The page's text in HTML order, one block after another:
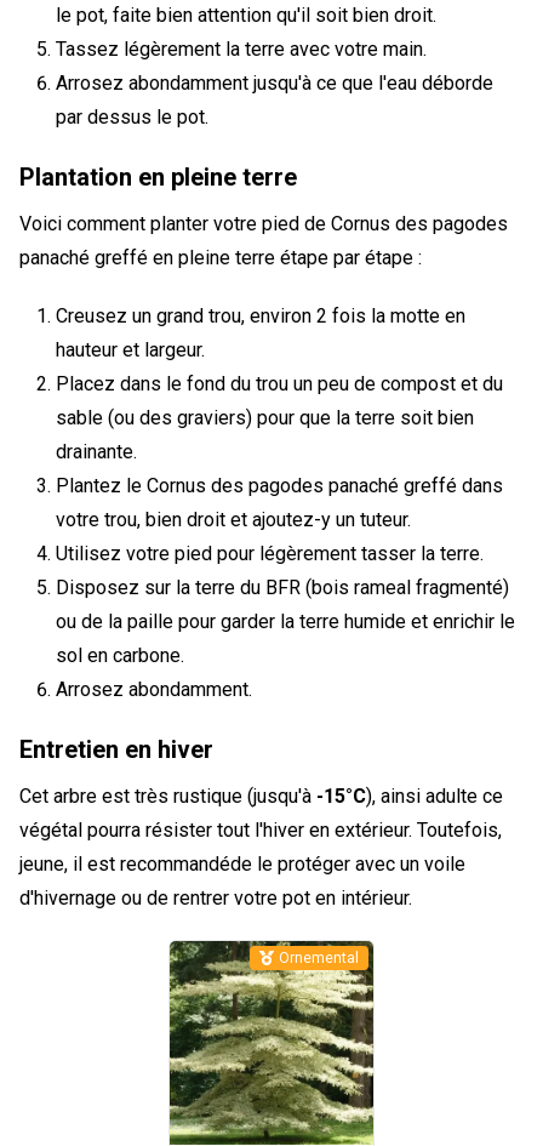
le pot, faite bien attention qu'il soit bien droit.
Tassez légèrement la terre avec votre main.
Arrosez abondamment jusqu'à ce que l'eau déborde
par dessus le pot.
Plantation en pleine terre
Voici comment planter votre pied de Cornus des pagodes
panaché greffé en pleine terre étape par étape :
Creusez un grand trou, environ 2 fois la motte en
hauteur et largeur.
Placez dans le fond du trou un peu de compost et du
sable (ou des graviers) pour que la terre soit bien
drainante.
Plantez le Cornus des pagodes panaché greffé dans
votre trou, bien droit et ajoutez-y un tuteur.
Utilisez votre pied pour légèrement tasser la terre.
Disposez sur la terre du BFR (bois rameal fragmenté)
ou de la paille pour garder la terre humide et enrichir le
sol en carbone.
Arrosez abondamment.
Entretien en hiver
Cet arbre est très rustique (jusqu'à -15°C), ainsi adulte ce
végétal pourra résister tout l'hiver en extérieur. Toutefois,
jeune, il est recommandéde le protéger avec un voile
d'hivernage ou de rentrer votre pot en intérieur.
Ornemental